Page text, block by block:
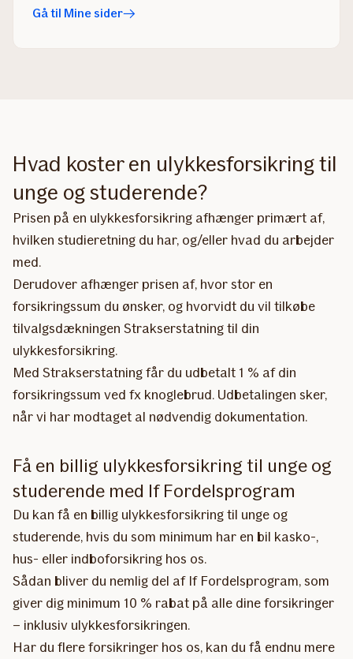
Gå til Mine sider
Hvad koster en ulykkesforsikring til
unge og studerende?
Prisen på en ulykkesforsikring afhænger primært af,
hvilken studieretning du har, og/eller hvad du arbejder
med.
Derudover afhænger prisen af, hvor stor en
forsikringssum du ønsker, og hvorvidt du vil tilkøbe
tilvalgsdækningen Strakserstatning til din
ulykkesforsikring.
Med Strakserstatning får du udbetalt 1 % af din
forsikringssum ved fx knoglebrud. Udbetalingen sker,
når vi har modtaget al nødvendig dokumentation.
Få en billig ulykkesforsikring til unge og
studerende med If Fordelsprogram
Du kan få en billig ulykkesforsikring til unge og
studerende, hvis du som minimum har en bil kasko-,
hus- eller indboforsikring hos os.
Sådan bliver du nemlig del af If Fordelsprogram, som
giver dig minimum 10 % rabat på alle dine forsikringer
– inklusiv ulykkesforsikringen.
Har du flere forsikringer hos os, kan du få endnu mere